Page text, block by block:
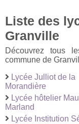
Liste des
Granville
Découvrez tous
commune de
Lycée Julliot de la
Morandière
Lycée hôtelier
Marland
Lycée Institution